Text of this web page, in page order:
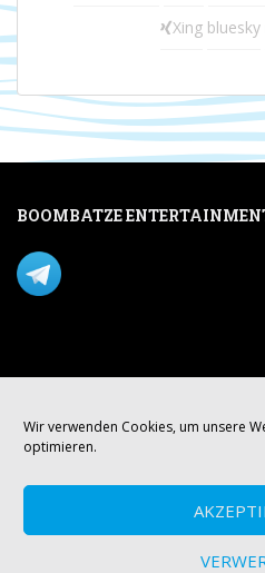
Wir verwenden Cookies, um unsere
optimieren.
Xing bluesky
BOOMBATZE